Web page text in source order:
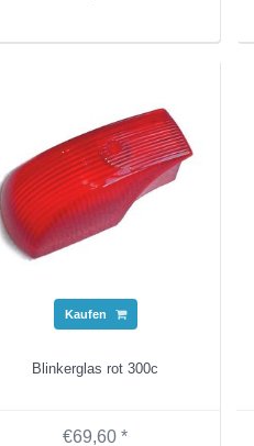
Kaufen
Blinkerglas rot 300c
€69,60 *